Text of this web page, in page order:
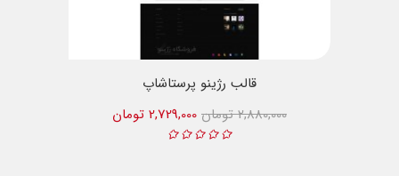
قالب رژینو پرستاشاپ
2,729,000 تومان
2,880,000 تومان